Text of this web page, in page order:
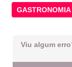
GASTRONOMIA
Viu algum